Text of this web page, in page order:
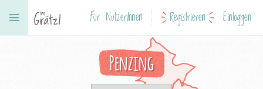
Für NutzerInnen Registrieren Einloggen
Penzing